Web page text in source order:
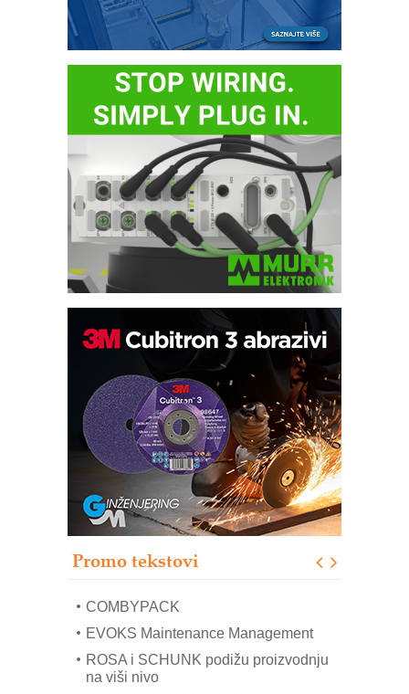
Promo tekstovi
Bezbednost na prvom mestu!
IB BLUMENAUER - više od 40 godina
poverenja u industriji
RMQ-TITAN ADVANCED INDICATOR
– Pametna signalizacija za efikasnije
upravljanje mašinama
Sigurnije ispitivanje transformatora u
solarnim elektranama i vetroparkovima
Pranje točkova na gradilištu- standard
modernog i odgovornog građenja
mrežnog pretvarača sa tečnim
COMBYPACK
EVOKS Maintenance Management
ROSA i SCHUNK podižu proizvodnju
na viši nivo